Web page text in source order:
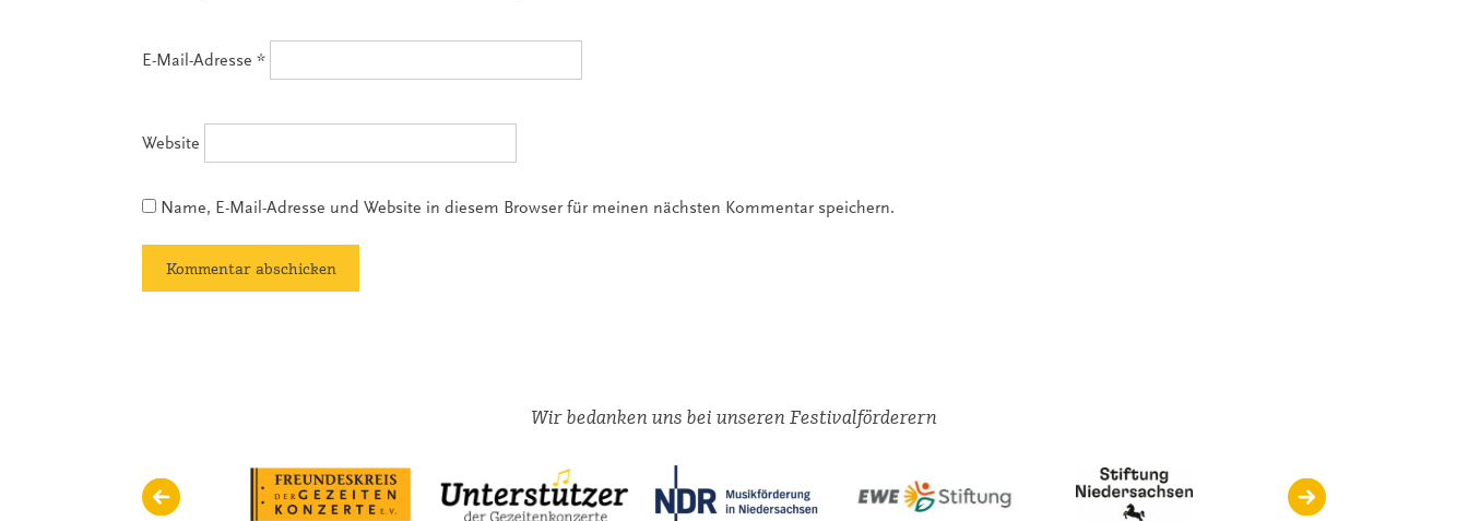
E-Mail-Adresse *
Website
Name, E-Mail-Adresse und Website in diesem Browser für meinen nächsten Kommentar speichern.
Wir bedanken uns bei unseren Festivalförderern